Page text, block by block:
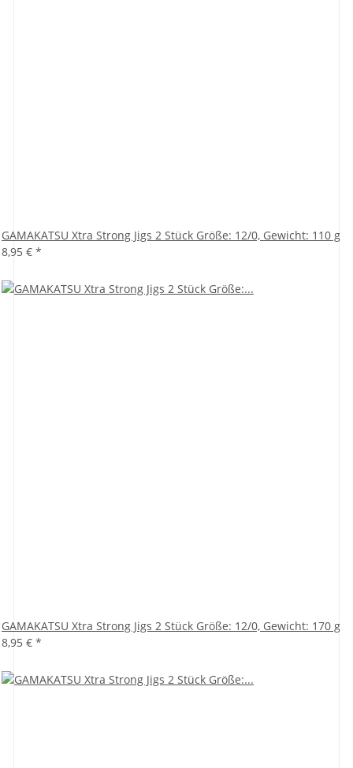
GAMAKATSU Xtra Strong Jigs 2 Stück Größe: 12/0, Gewicht: 110 g
8,95 € *
GAMAKATSU Xtra Strong Jigs 2 Stück Größe: 12/0, Gewicht: 170 g
8,95 € *